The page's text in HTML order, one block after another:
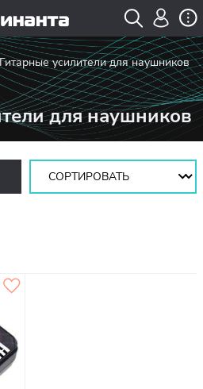
Гитарные усилители для наушников
для наушников
Сортировать: